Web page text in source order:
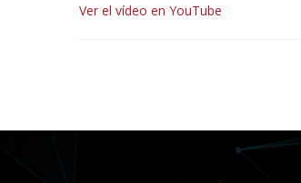
Ver el vídeo en YouTube